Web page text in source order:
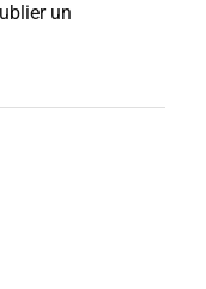
un